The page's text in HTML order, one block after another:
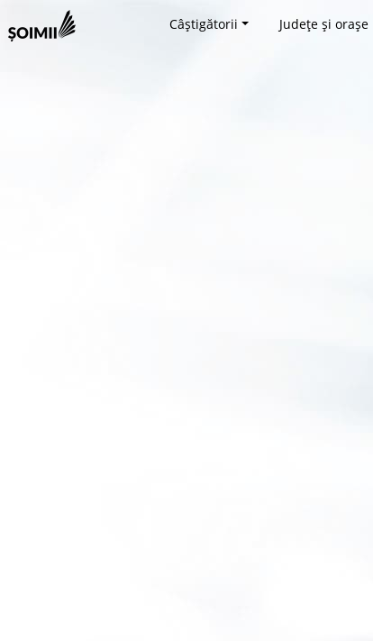
Câștigătorii Județe și orașe